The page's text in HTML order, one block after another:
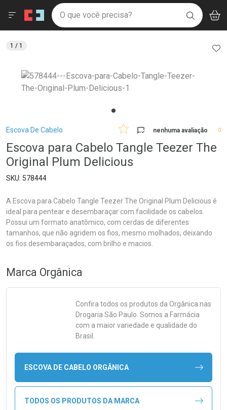
Drogaria São Paulo
Ir direto para a home
pela página
Ir direto para o conteúdo
Ir direto para a busca
Ir direto para a conta
Ir direto para a notificações
Ir direto para o carrinho
Ir direto para o menu
Faça a sua busca
O que você precisa? BUSCAR
Menu
Breadcrumb
Escova De Cabelo nenhuma avaliação 0
Escova para Cabelo Tangle Teezer The
Original Plum Delicious
578444
A Escova para Cabelo Tangle Teezer The Original Plum Delicious é
ideal para pentear e desembaraçar com facilidade os cabelos.
Possui um formato anatômico, com cerdas de diferentes
tamanhos, que não agridem os fios, mesmo molhados, deixando
os fios desembaraçados, com brilho e macios.
1 / 1
Marca Orgânica
Confira todos os produtos da Orgânica nas
Drogaria São Paulo. Somos a Farmácia
com a maior variedade e qualidade do
Brasil.
ESCOVA DE CABELO ORGÂNICA
TODOS OS PRODUTOS DA MARCA